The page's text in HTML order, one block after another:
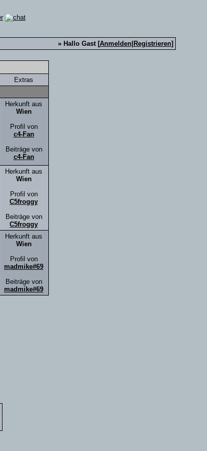
» Hallo Gast [Anmelden| Registrieren]
Extras
Herkunft aus
Wien
Profil von
c4-Fan
Beiträge von
c4-Fan
Herkunft aus
Wien
Profil von
C5froggy
Beiträge von
C5froggy
Herkunft aus
Wien
Profil von
madmike#69
Beiträge von
madmike#69